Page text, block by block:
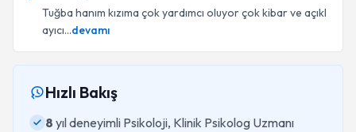
Tuğba hanım kızıma çok yardımcı oluyor çok kibar ve açıkl
ayıcı...devamı
Hızlı Bakış
8 yıl deneyimli Psikoloji, Klinik Psikolog Uzmanı